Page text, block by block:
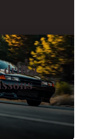
drift à